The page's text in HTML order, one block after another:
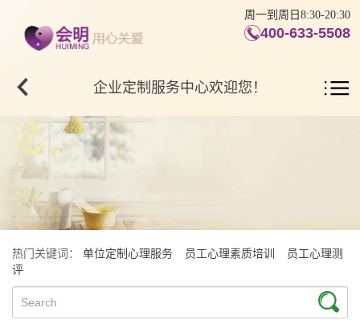
周一到周日8:30-20:30
400-633-5508
企业定制服务中心欢迎您！
热门关键词： 单位定制心理服务 员工心理素质培训
员工心理测
评